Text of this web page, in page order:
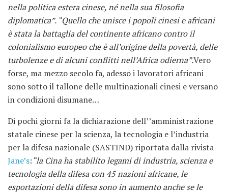
nella politica estera cinese, né nella sua filosofia
diplomatica”. “Quello che unisce i popoli cinesi e africani
è stata la battaglia del continente africano contro il
colonialismo europeo che è all’origine della povertà, delle
turbolenze e di alcuni conflitti nell’Africa odierna”.Vero
forse, ma mezzo secolo fa, adesso i lavoratori africani
sono sotto il tallone delle multinazionali cinesi e versano
in condizioni disumane…
Di pochi giorni fa la dichiarazione dell’’amministrazione
statale cinese per la scienza, la tecnologia e l’industria
per la difesa nazionale (SASTIND) riportata dalla rivista
Jane’s:“la Cina ha stabilito legami di industria, scienza e
tecnologia della difesa con 45 nazioni africane, le
esportazioni della difesa sono in aumento anche se le